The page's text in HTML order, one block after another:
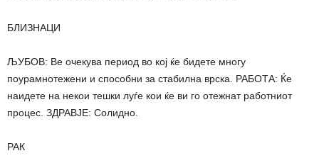
БЛИЗНАЦИ
ЉУБОВ: Ве очекува период во кој ќе бидете многу
поурамнотежени и способни за стабилна врска. РАБОТА: Ќе
наидете на некои тешки луѓе кои ќе ви го отежнат работниот
процес. ЗДРАВЈЕ: Солидно.
РАК